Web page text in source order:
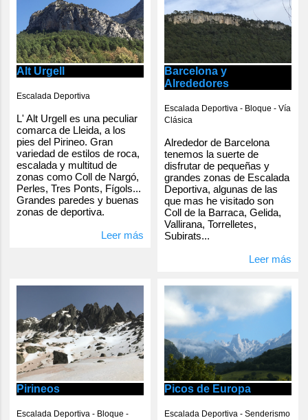
Alt Urgell
Escalada Deportiva
L' Alt Urgell es una peculiar
comarca de Lleida, a los
pies del Pirineo. Gran
variedad de estilos de roca,
escalada y multitud de
zonas como Coll de Nargó,
Perles, Tres Ponts, Fígols...
Grandes paredes y buenas
zonas de deportiva.
Leer más
Barcelona y
Alrededores
Escalada Deportiva - Bloque - Vía
Clásica
Alrededor de Barcelona
tenemos la suerte de
disfrutar de pequeñas y
grandes zonas de Escalada
Deportiva, algunas de las
que mas he visitado son
Coll de la Barraca, Gelida,
Vallirana, Torrelletes,
Subirats...
Leer más
Pirineos
Escalada Deportiva - Bloque -
Picos de Europa
Escalada Deportiva - Senderismo